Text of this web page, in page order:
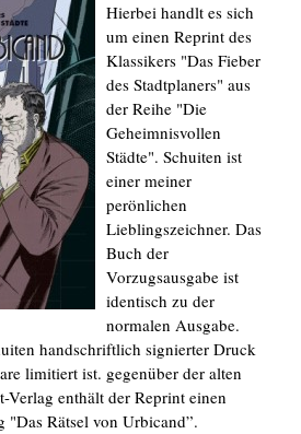
Hierbei handlt es sich
um einen Reprint des
Klassikers "Das Fieber
des Stadtplaners" aus
der Reihe "Die
Geheimnisvollen
Städte". Schuiten ist
einer meiner
perönlichen
Lieblingszeichner. Das
Buch der
Vorzugsausgabe ist
identisch zu der
normalen Ausgabe.
handschriftlich signierter Druck
limitiert ist. gegenüber der alten
Verlag enthält der Reprint einen
"Das Rätsel von Urbicand”.